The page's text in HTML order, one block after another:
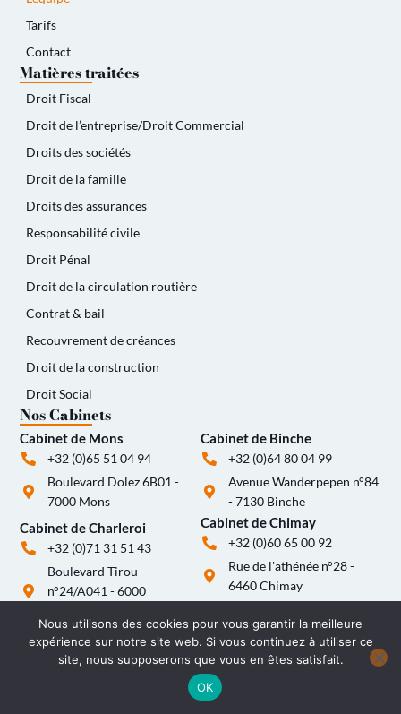
Tarifs
Contact
Matières traitées
Droit Fiscal
Droit de l’entreprise/Droit Commercial
Droits des sociétés
Droit de la famille
Droits des assurances
Responsabilité civile
Droit Pénal
Droit de la circulation routière
Contrat & bail
Recouvrement de créances
Droit de la construction
Droit Social
Nos Cabinets
Cabinet de Mons
+32 (0)65 51 04 94
Boulevard Dolez 6B01 -
7000 Mons
Cabinet de Charleroi
+32 (0)71 31 51 43
Boulevard Tirou
n°24/A041 - 6000
Cabinet de Binche
+32 (0)64 80 04 99
Avenue Wanderpepen n°84
- 7130 Binche
Cabinet de Chimay
+32 (0)60 65 00 92
Rue de l'athénée n°28 -
6460 Chimay
Nous utilisons des cookies pour vous garantir la meilleure
expérience sur notre site web. Si vous continuez à utiliser ce
site, nous supposerons que vous en êtes satisfait.
OK